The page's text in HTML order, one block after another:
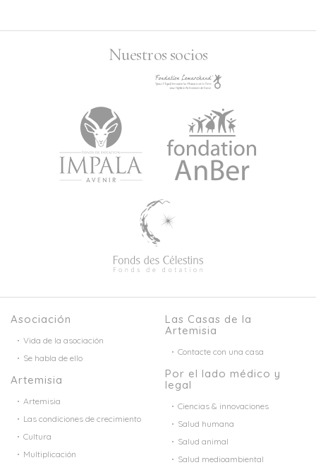
Nuestros socios
Asociación
Vida de la asociación
Se habla de ello
Artemisia
Artemisia
Las condiciones de crecimiento
Cultura
Multiplicación
Las Casas de la
Artemisia
Contacte con una casa
Por el lado médico y
legal
Ciencias & innovaciones
Salud humana
Salud animal
Salud medioambiental